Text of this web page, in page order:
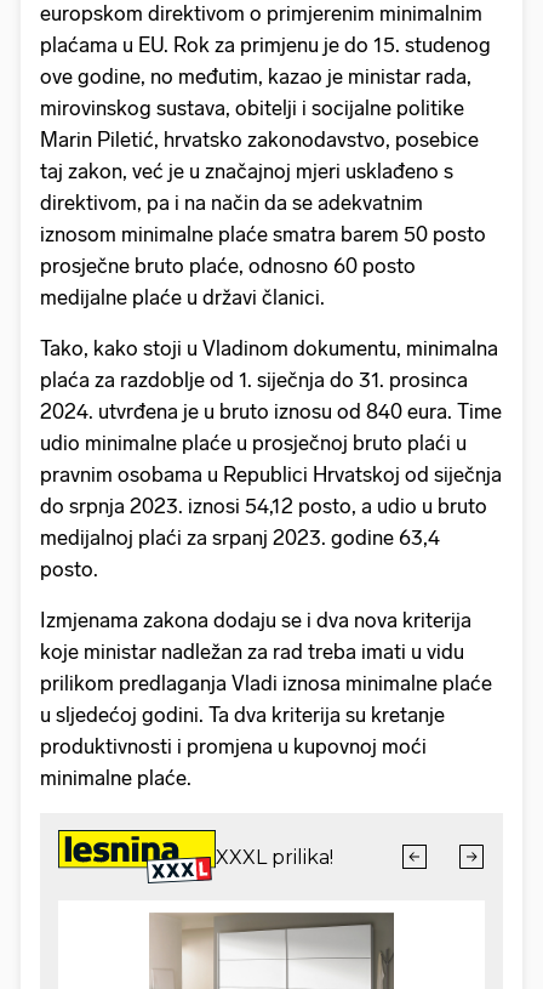
europskom direktivom o primjerenim minimalnim
plaćama u EU. Rok za primjenu je do 15. studenog
ove godine, no međutim, kazao je ministar rada,
mirovinskog sustava, obitelji i socijalne politike
Marin Piletić, hrvatsko zakonodavstvo, posebice
taj zakon, već je u značajnoj mjeri usklađeno s
direktivom, pa i na način da se adekvatnim
iznosom minimalne plaće smatra barem 50 posto
prosječne bruto plaće, odnosno 60 posto
medijalne plaće u državi članici.
Tako, kako stoji u Vladinom dokumentu, minimalna
plaća za razdoblje od 1. siječnja do 31. prosinca
2024. utvrđena je u bruto iznosu od 840 eura. Time
udio minimalne plaće u prosječnoj bruto plaći u
pravnim osobama u Republici Hrvatskoj od siječnja
do srpnja 2023. iznosi 54,12 posto, a udio u bruto
medijalnoj plaći za srpanj 2023. godine 63,4
posto.
Izmjenama zakona dodaju se i dva nova kriterija
koje ministar nadležan za rad treba imati u vidu
prilikom predlaganja Vladi iznosa minimalne plaće
u sljedećoj godini. Ta dva kriterija su kretanje
produktivnosti i promjena u kupovnoj moći
minimalne plaće.